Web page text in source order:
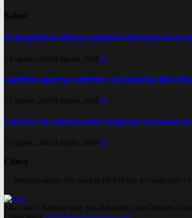
Salud
El Hospital de Niños cambió la historia de la
4 agosto, 20264 agosto, 2026 0
Cambios puertas adentro: el Hospital Illia
3 agosto, 2026 3 agosto, 2026 0
Centros de salud locales impulsan acciones
3 agosto, 2026 3 agosto, 2026 0
Clima
Weather widget You need to fill API key to Customize >
Alta Gracia Noticias hace dos años trabaja para llevarte al
Contactanos info@altagracianoticias.com